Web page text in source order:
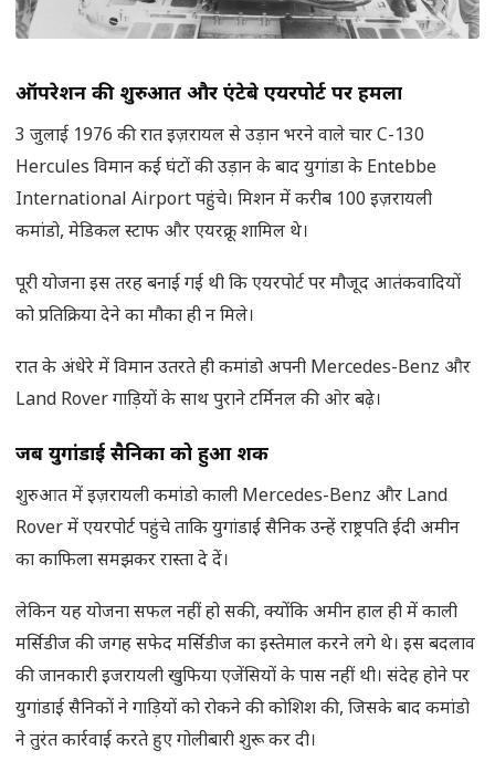
ऑपरेशन की शुरुआत और एंटेबे एयरपोर्ट पर हमला
3 जुलाई 1976 की रात इज़रायल से उड़ान भरने वाले चार C-130
Hercules विमान कई घंटों की उड़ान के बाद युगांडा के Entebbe
International Airport पहुंचे। मिशन में करीब 100 इज़रायली
कमांडो, मेडिकल स्टाफ और एयरक्रू शामिल थे।
पूरी योजना इस तरह बनाई गई थी कि एयरपोर्ट पर मौजूद आतंकवादियों
को प्रतिक्रिया देने का मौका ही न मिले।
रात के अंधेरे में विमान उतरते ही कमांडो अपनी Mercedes-Benz और
Land Rover गाड़ियों के साथ पुराने टर्मिनल की ओर बढ़े।
जब युगांडाई सैनिकों को हुआ शक
शुरुआत में इज़रायली कमांडो काली Mercedes-Benz और Land
Rover में एयरपोर्ट पहुंचे ताकि युगांडाई सैनिक उन्हें राष्ट्रपति ईदी अमीन
का काफिला समझकर रास्ता दे दें।
लेकिन यह योजना सफल नहीं हो सकी, क्योंकि अमीन हाल ही में काली
मर्सिडीज की जगह सफेद मर्सिडीज का इस्तेमाल करने लगे थे। इस बदलाव
की जानकारी इजरायली खुफिया एजेंसियों के पास नहीं थी। संदेह होने पर
युगांडाई सैनिकों ने गाड़ियों को रोकने की कोशिश की, जिसके बाद कमांडो
ने तुरंत कार्रवाई करते हुए गोलीबारी शुरू कर दी।